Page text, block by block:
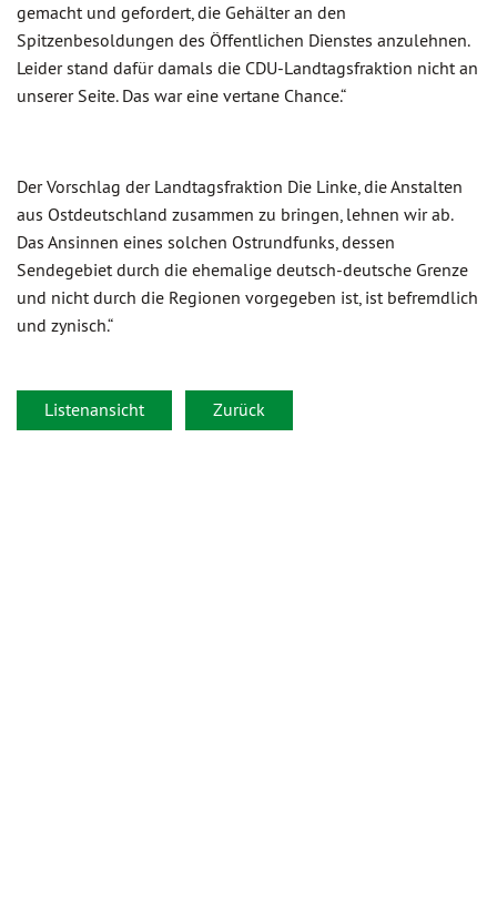
gemacht und gefordert, die Gehälter an den
Spitzenbesoldungen des Öffentlichen Dienstes anzulehnen.
Leider stand dafür damals die CDU-Landtagsfraktion nicht an
unserer Seite. Das war eine vertane Chance.“
Der Vorschlag der Landtagsfraktion Die Linke, die Anstalten
aus Ostdeutschland zusammen zu bringen, lehnen wir ab.
Das Ansinnen eines solchen Ostrundfunks, dessen
Sendegebiet durch die ehemalige deutsch-deutsche Grenze
und nicht durch die Regionen vorgegeben ist, ist befremdlich
und zynisch.“
Listenansicht Zurück